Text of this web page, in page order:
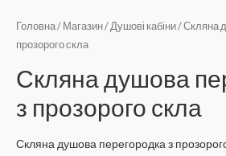
Головна/ Магазин/ Душові кабіни/ Скляна
прозорого скла
Скляна душова
з прозорого скла
Скляна душова перегородка з